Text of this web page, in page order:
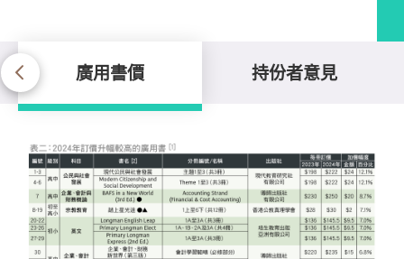
廣用書價 持份者意見
廣用書價